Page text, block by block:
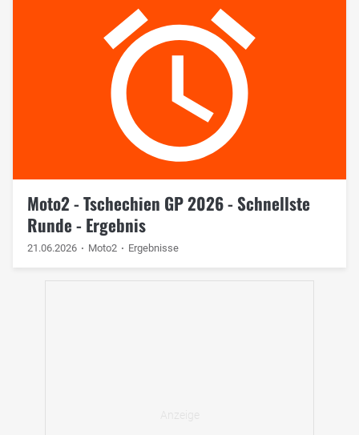
Moto2 - Tschechien GP 2026 - Schnellste
Runde - Ergebnis
21.06.2026 Moto2 Ergebnisse